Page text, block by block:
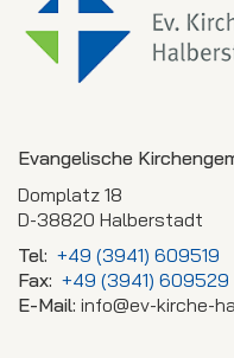
Evangelische
Domplatz 18
D-38820 Halberstadt
Tel: +49 (3941) 609519
Fax: +49 (3941) 609529
E-Mail: info@ev-kirche-